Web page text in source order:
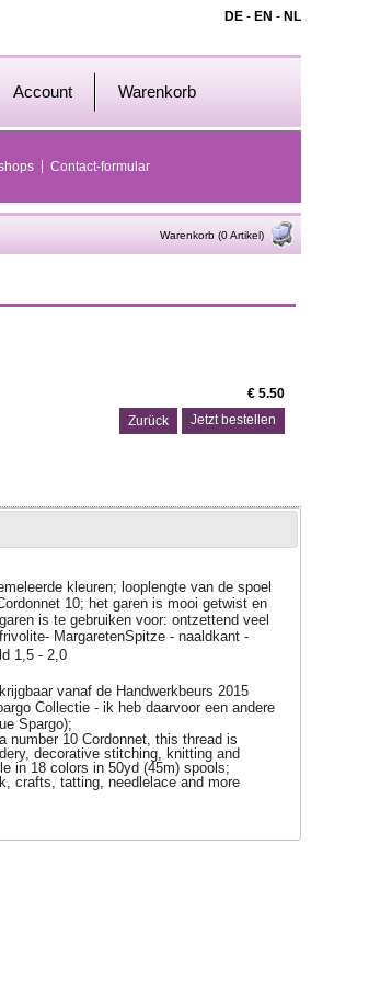
DE - EN - NL
Account Warenkorb
Contact-formular
Warenkorb (0 Artikel)
€ 5.50
Zurück
kleuren; looplengte van de spoel
10; het garen is mooi getwist en
is te gebruiken voor: ontzettend veel
MargaretenSpitze - naaldkant -
1,5 - 2,0
vanaf de Handwerkbeurs 2015
Collectie - ik heb daarvoor een andere
Spargo);
number 10 Cordonnet, this thread is
decorative stitching, knitting and
in 18 colors in 50yd (45m) spools;
crafts, tatting, needlelace and more